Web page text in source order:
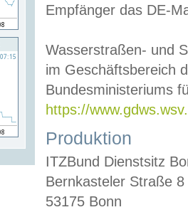
Empfänger das DE-
Wasserstraßen- und
im Geschäftsbereich
Bundesministeriums
https://
Produktion
ITZBund Dienstsitz
Bernkasteler Straße 8
53175 Bonn